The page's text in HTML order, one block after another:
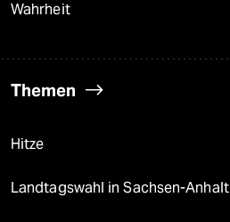
Wahrheit
Themen
Hitze
Landtagswahl in Sachsen-Anhalt